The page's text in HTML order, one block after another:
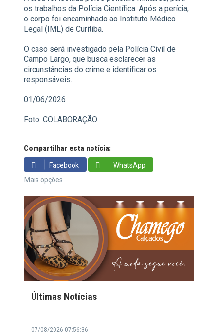
os trabalhos da Polícia Científica. Após a perícia,
o corpo foi encaminhado ao Instituto Médico
Legal (IML) de Curitiba.
O caso será investigado pela Polícia Civil de
Campo Largo, que busca esclarecer as
circunstâncias do crime e identificar os
responsáveis.
01/06/2026
Foto: COLABORAÇÃO
Compartilhar esta notícia:
Facebook
WhatsApp
Mais opções
Últimas Notícias
07/08/2026 07:56:36